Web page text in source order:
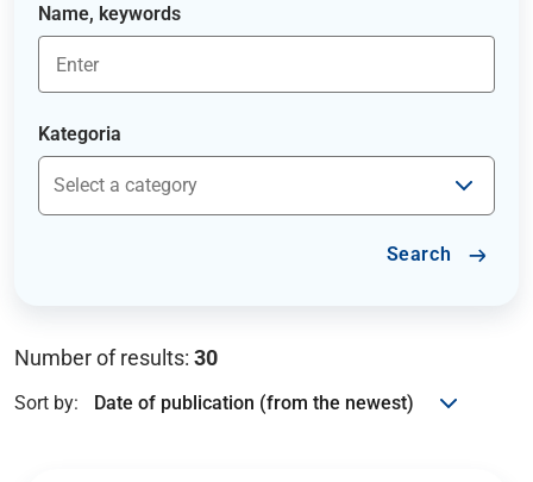
Name, keywords
Kategoria
Search
Number of results: 30
Sort by: